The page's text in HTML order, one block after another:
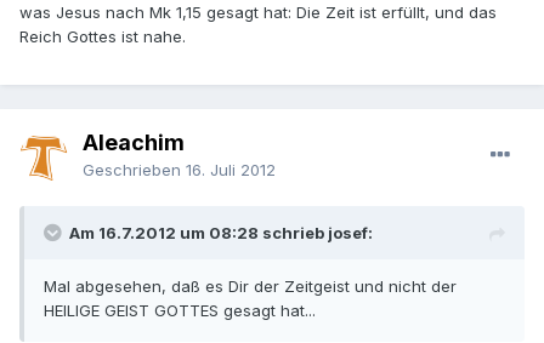
was Jesus nach Mk 1,15 gesagt hat: Die Zeit ist erfüllt, und das
Reich Gottes ist nahe.
Aleachim
Geschrieben 16. Juli 2012
Am 16.7.2012 um 08:28 schrieb josef:
Mal abgesehen, daß es Dir der Zeitgeist und nicht der
HEILIGE GEIST GOTTES gesagt hat...